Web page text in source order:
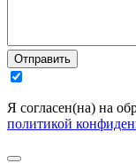
Отправить
Я согласен(на) на
политикой